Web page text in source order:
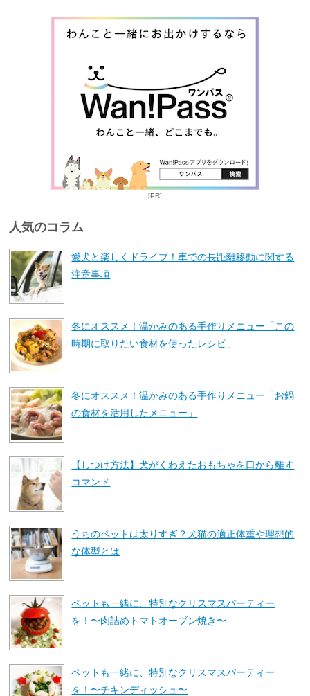
[PR]
人気のコラム
愛犬と楽しくドライブ！車での長距離移動に関する
注意事項
冬にオススメ！温かみのある手作りメニュー「この
時期に取りたい食材を使ったレシピ」
冬にオススメ！温かみのある手作りメニュー「お鍋
の食材を活用したメニュー」
【しつけ方法】犬がくわえたおもちゃを口から離す
コマンド
うちのペットは太りすぎ？犬猫の適正体重や理想的
な体型とは
ペットも一緒に、特別なクリスマスパーティー
を！〜肉詰めトマトオーブン焼き〜
ペットも一緒に、特別なクリスマスパーティー
を！〜チキンディッシュ〜